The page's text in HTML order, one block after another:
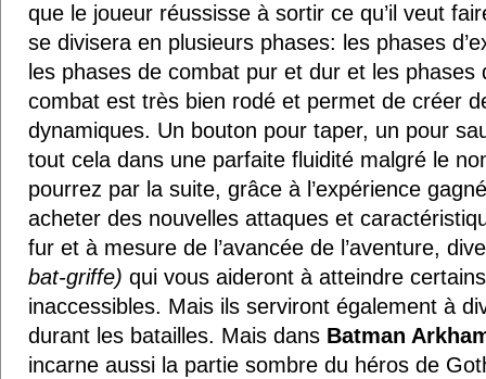
que le joueur réussisse à sortir ce qu’il veut
se divisera en plusieurs phases: les phases
les phases de combat pur et dur et les
combat est très bien rodé et permet de créer
dynamiques. Un bouton pour taper, un pour
tout cela dans une parfaite fluidité malgré le
pourrez par la suite, grâce à l’expérience
acheter des nouvelles attaques et
fur et à mesure de l’avancée de l’aventure,
bat-griffe) qui vous aideront à atteindre
inaccessibles. Mais ils serviront également à
durant les batailles. Mais dans Batman
incarne aussi la partie sombre du héros de